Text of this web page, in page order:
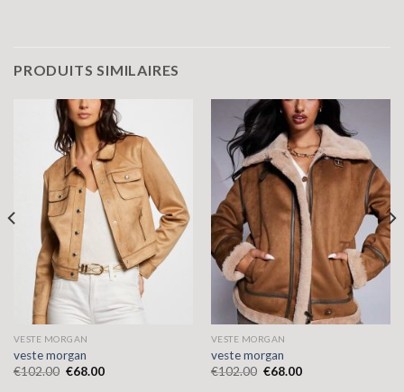
PRODUITS SIMILAIRES
VESTE MORGAN
veste morgan
€102.00 €68.00
VESTE MORGAN
veste morgan
€102.00 €68.00